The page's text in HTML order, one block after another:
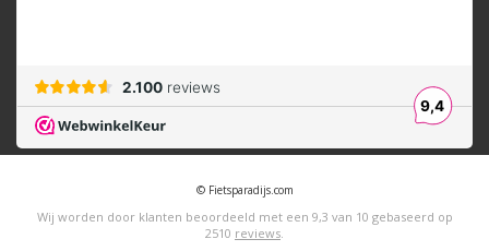
© Fietsparadijs.com
Wij worden door klanten beoordeeld met een 9,3 van 10 gebaseerd op
2510 reviews.